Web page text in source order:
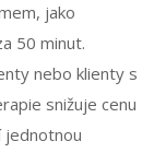
jako
50 minut.
nebo klienty s
snižuje cenu
jednotnou